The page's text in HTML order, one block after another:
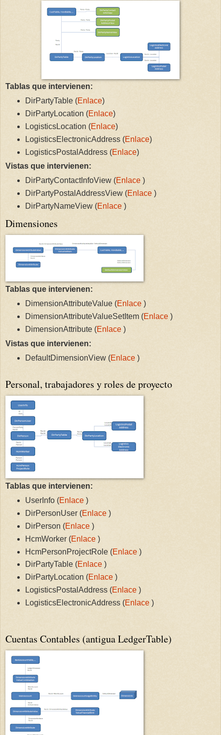
Tablas que intervienen:
DirPartyTable (Enlace)
DirPartyLocation (Enlace)
LogisticsLocation (Enlace)
LogisticsElectronicAddress (Enlace)
LogisticsPostalAddress (Enlace)
Vistas que intervienen:
DirPartyContactInfoView (Enlace)
DirPartyPostalAddressView (Enlace)
DirPartyNameView (Enlace)
Dimensiones
Tablas que intervienen:
DimensionAttributeValue (Enlace)
DimensionAttributeValueSetItem (Enlace)
DimensionAttribute (Enlace)
Vistas que intervienen:
DefaultDimensionView (Enlace)
Personal, trabajadores y roles de proyecto
Tablas que intervienen:
UserInfo (Enlace)
DirPersonUser (Enlace)
DirPerson (Enlace)
HcmWorker (Enlace)
HcmPersonProjectRole (Enlace)
DirPartyTable (Enlace)
DirPartyLocation (Enlace)
LogisticsPostalAddress (Enlace)
LogisticsElectronicAddress (Enlace)
Cuentas Contables (antigua LedgerTable)